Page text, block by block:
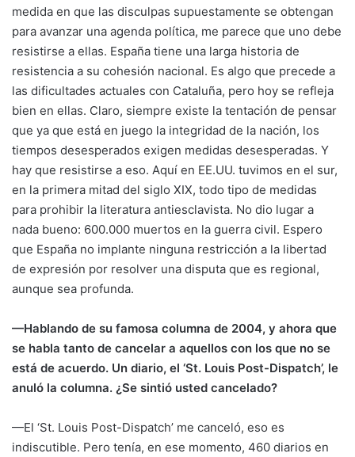
medida en que las disculpas supuestamente se obtengan
para avanzar una agenda política, me parece que uno debe
resistirse a ellas. España tiene una larga historia de
resistencia a su cohesión nacional. Es algo que precede a
las dificultades actuales con Cataluña, pero hoy se refleja
bien en ellas. Claro, siempre existe la tentación de pensar
que ya que está en juego la integridad de la nación, los
tiempos desesperados exigen medidas desesperadas. Y
hay que resistirse a eso. Aquí en EE.UU. tuvimos en el sur,
en la primera mitad del siglo XIX, todo tipo de medidas
para prohibir la literatura antiesclavista. No dio lugar a
nada bueno: 600.000 muertos en la guerra civil. Espero
que España no implante ninguna restricción a la libertad
de expresión por resolver una disputa que es regional,
aunque sea profunda.
—Hablando de su famosa columna de 2004, y ahora que
se habla tanto de cancelar a aquellos con los que no se
está de acuerdo. Un diario, el ‘St. Louis Post-Dispatch’, le
anuló la columna. ¿Se sintió usted cancelado?
—El ‘St. Louis Post-Dispatch’ me canceló, eso es
indiscutible. Pero tenía, en ese momento, 460 diarios en